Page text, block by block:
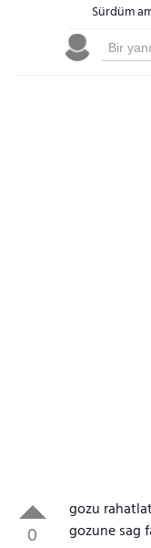
Sürdüm
0
gozu
gozune sag